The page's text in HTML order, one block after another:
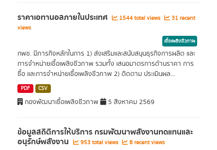
ราคาเอทานอลภายในประเทศ 1544 total views
31 recent
views
เชื้อเพลิงชีวภาพ
กพช. มีภารกิจหลักในการ 1) ส่งเสริมและสนับสนุนธุรกิจการผลิต และ
การจำหน่ายเชื้อเพลิงชีวภาพ รวมทั้ง เสนอมาตรการด้านราคา การ
ซื้อ และการจำหน่ายเชื้อเพลิงชีวภาพ 2) ติดตาม ประเมินผล...
PDF CSV
กองพัฒนาเชื้อเพลิงชีวภาพ 5 สิงหาคม 2569
ข้อมูลสถิติการให้บริการ กรมพัฒนาพลังงานทดแทนและ
อนุรักษ์พลังงาน 953 total views 8 recent views